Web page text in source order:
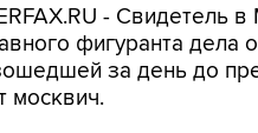
- Свидетель
фигуранта
за день до
москвич.